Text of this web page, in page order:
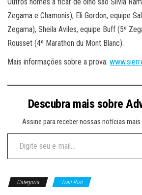
Zegama e Chamonis), Eli Gordon, equipe
Zegama), Sheila Aviles, equipe Buff (5º
Rousset (4º Marathon du Mont Blanc).
Mais informações sobre a prova:
Descubra mais sobre
Assine para receber nossas notícias
Digite seu e-mail…
Categoria Trail Run